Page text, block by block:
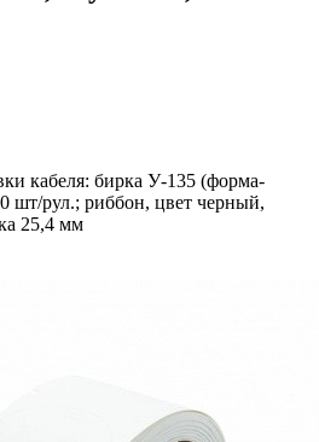
кабеля: бирка У-135 (форма-
шт/рул.; риббон, цвет черный,
25,4 мм